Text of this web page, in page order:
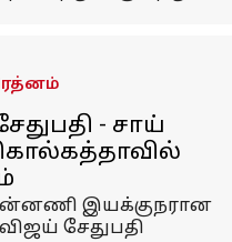
- சாய்
கொல்கத்தாவில்
இயக்குநரான
சேதுபதி